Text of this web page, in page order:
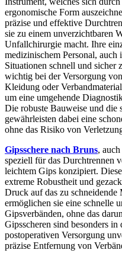
ergonomische Form
präzise und effektive
sie zu einem unverzichtbaren
Unfallchirurgie macht. Ihre
medizinischem Personal, auch
Situationen schnell und sicher
wichtig bei der Versorgung
Kleidung oder
um eine umgehende
Die robuste Bauweise und die
gewährleisten dabei eine
ohne das Risiko von
Gipsschere nach Bruns,
speziell für das Durchtrennen
leichtem Gips konzipiert.
extreme Robustheit und
Druck auf das zu schneidende
ermöglichen sie eine schnelle
Gipsverbänden, ohne das
Gipsscheren sind besonders
postoperativen Versorgung
präzise Entfernung von